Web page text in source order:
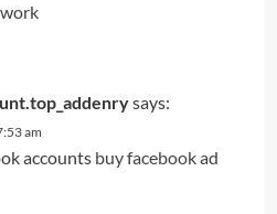
says:
am
accounts buy facebook ad